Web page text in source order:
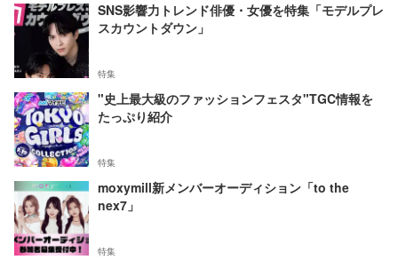
SNS影響力トレンド俳優・女優を特集「モデルプレ
スカウントダウン」
特集
"史上最大級のファッションフェスタ"TGC情報を
たっぷり紹介
特集
moxymill新メンバーオーディション「to the
nex7」
特集